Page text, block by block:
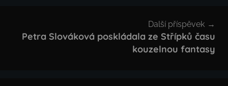
Další příspěvek
Petra Slováková poskládala ze Střípků času
kouzelnou fantasy